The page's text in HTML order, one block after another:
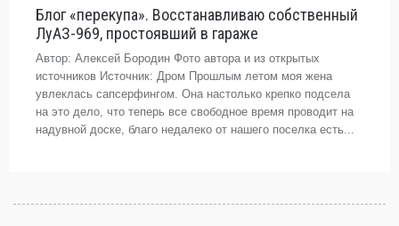
Блог «перекупа». Восстанавливаю собственный
ЛуАЗ-969, простоявший в гараже
Автор: Алексей Бородин Фото автора и из открытых
источников Источник: Дром Прошлым летом моя жена
увлеклась сапсерфингом. Она настолько крепко подсела
на это дело, что теперь все свободное время проводит на
надувной доске, благо недалеко от нашего поселка есть...